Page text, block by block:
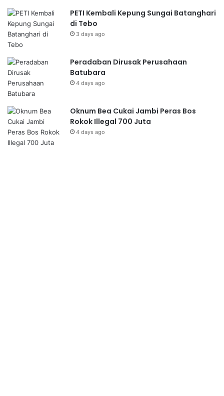
PETI Kembali Kepung Sungai Batanghari
di Tebo
3 days ago
Peradaban Dirusak Perusahaan
Batubara
4 days ago
Oknum Bea Cukai Jambi Peras Bos
Rokok Illegal 700 Juta
4 days ago